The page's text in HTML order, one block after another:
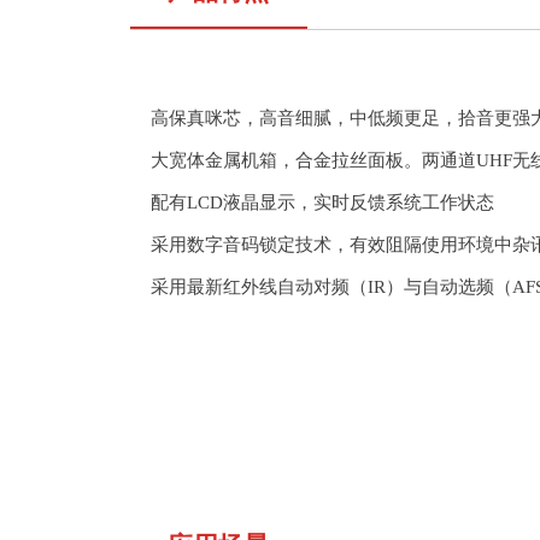
高保真咪芯，高音细腻，中低频更足，拾音更强
大宽体金属机箱，合金拉丝面板。两通道UHF无
配有LCD液晶显示，实时反馈系统工作状态
采用数字音码锁定技术，有效阻隔使用环境中杂
采用最新红外线自动对频（IR）与自动选频（